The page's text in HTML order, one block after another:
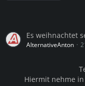
Es weihnachtet
AlternativeAnton
Hiermit nehme